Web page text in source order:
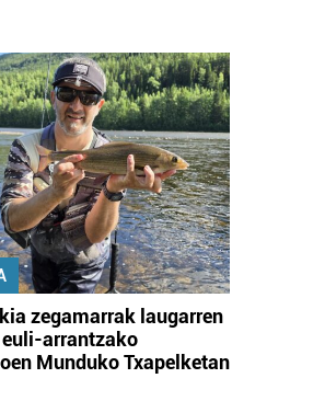
zegamarrak laugarren
euli-arrantzako
Munduko Txapelketan